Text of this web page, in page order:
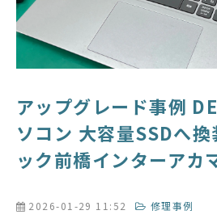
アップグレード事例
ソコン 大容量SSDへ
ック前橋インターアカ
2026-01-29 11:52 修理事例